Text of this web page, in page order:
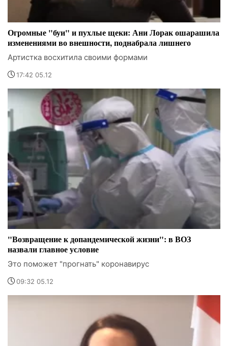
Огромные "буи" и пухлые щеки: Ани Лорак ошарашила
изменениями во внешности, поднабрала лишнего
Артистка восхитила своими формами
17:42 05.12
"Возвращение к допандемической жизни": в ВОЗ
назвали главное условие
Это поможет "прогнать" коронавирус
09:32 05.12